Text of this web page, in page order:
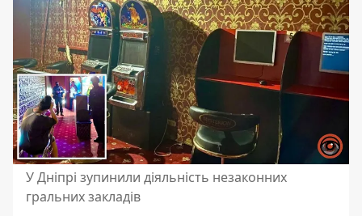
У Дніпрі зупинили діяльність незаконних
гральних закладів